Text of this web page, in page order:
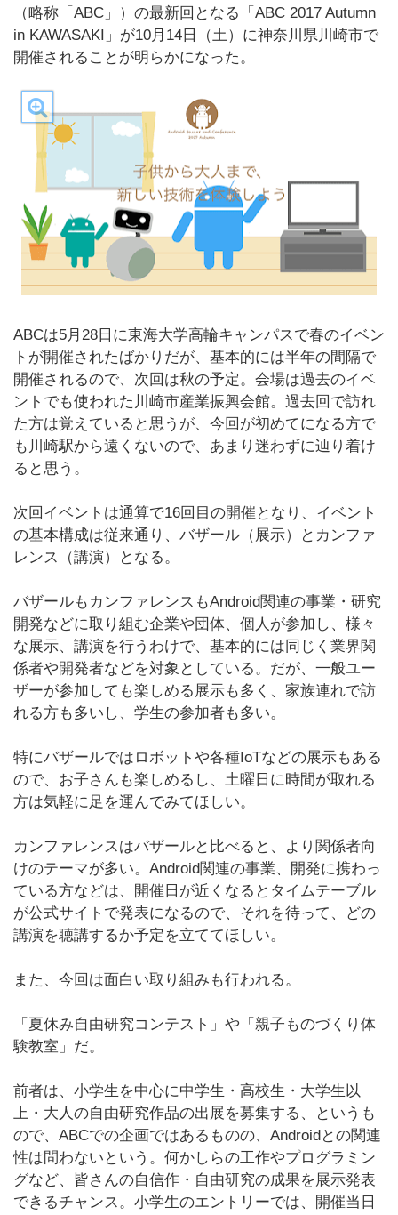
（略称「ABC」）の最新回となる「ABC 2017 Autumn
in KAWASAKI」が10月14日（土）に神奈川県川崎市で
開催されることが明らかになった。
ABCは5月28日に東海大学高輪キャンパスで春のイベン
トが開催されたばかりだが、基本的には半年の間隔で
開催されるので、次回は秋の予定。会場は過去のイベ
ントでも使われた川崎市産業振興会館。過去回で訪れ
た方は覚えていると思うが、今回が初めてになる方で
も川崎駅から遠くないので、あまり迷わずに辿り着け
ると思う。
次回イベントは通算で16回目の開催となり、イベント
の基本構成は従来通り、バザール（展示）とカンファ
レンス（講演）となる。
バザールもカンファレンスもAndroid関連の事業・研究
開発などに取り組む企業や団体、個人が参加し、様々
な展示、講演を行うわけで、基本的には同じく業界関
係者や開発者などを対象としている。だが、一般ユー
ザーが参加しても楽しめる展示も多く、家族連れで訪
れる方も多いし、学生の参加者も多い。
特にバザールではロボットや各種IoTなどの展示もある
ので、お子さんも楽しめるし、土曜日に時間が取れる
方は気軽に足を運んでみてほしい。
カンファレンスはバザールと比べると、より関係者向
けのテーマが多い。Android関連の事業、開発に携わっ
ている方などは、開催日が近くなるとタイムテーブル
が公式サイトで発表になるので、それを待って、どの
講演を聴講するか予定を立ててほしい。
また、今回は面白い取り組みも行われる。
「夏休み自由研究コンテスト」や「親子ものづくり体
験教室」だ。
前者は、小学生を中心に中学生・高校生・大学生以
上・大人の自由研究作品の出展を募集する、というも
ので、ABCでの企画ではあるものの、Androidとの関連
性は問わないという。何かしらの工作やプログラミン
グなど、皆さんの自信作・自由研究の成果を展示発表
できるチャンス。小学生のエントリーでは、開催当日